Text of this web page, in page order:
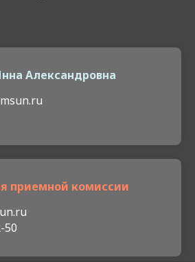
Александровна
приемной комиссии
50